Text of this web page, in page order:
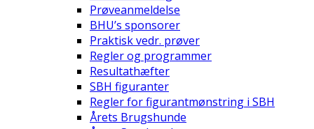
Prøveanmeldelse
BHU’s sponsorer
Praktisk vedr. prøver
Regler og programmer
Resultathæfter
SBH figuranter
Regler for figurantmønstring i SBH
Årets Brugshunde